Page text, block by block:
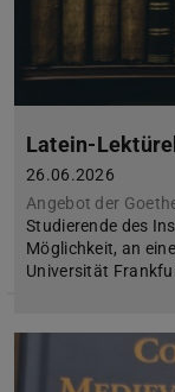
Latein-
26.06.2026
Angebot der
Studierende des
Möglichkeit, an
Universität